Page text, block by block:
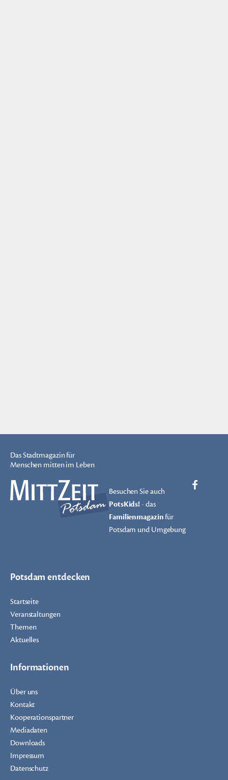
Das Stadtmagazin für
Menschen mitten im Leben
Besuchen Sie auch
PotsKids!- das
Familienmagazinfür
Potsdam und Umgebung
Potsdam entdecken
Startseite
Veranstaltungen
Themen
Aktuelles
Informationen
Über uns
Kontakt
Kooperationspartner
Mediadaten
Downloads
Impressum
Datenschutz